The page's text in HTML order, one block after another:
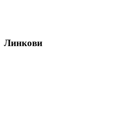
Линкови